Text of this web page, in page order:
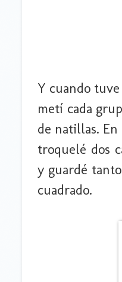
Y cuando
metí cada
de natillas.
troquelé dos
y guardé
cuadrado.